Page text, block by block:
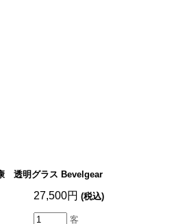
透明グラス Bevelgear
27,500円 (税込)
客